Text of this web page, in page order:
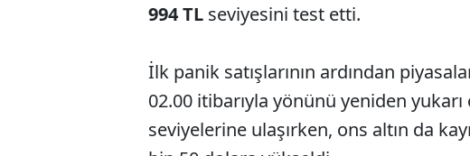
994 TL seviyesini test etti.
İlk panik satışlarının ardından
02.00 itibarıyla yönünü yeniden
seviyelerine ulaşırken, ons altın da